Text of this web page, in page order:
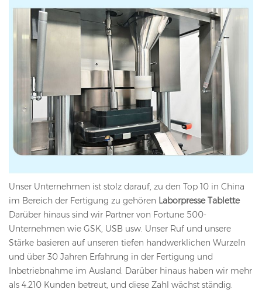
Unser Unternehmen ist stolz darauf, zu den Top 10 in China
im Bereich der Fertigung zu gehören Laborpresse Tablette
Darüber hinaus sind wir Partner von Fortune 500-
Unternehmen wie GSK, USB usw. Unser Ruf und unsere
Stärke basieren auf unseren tiefen handwerklichen Wurzeln
und über 30 Jahren Erfahrung in der Fertigung und
Inbetriebnahme im Ausland. Darüber hinaus haben wir mehr
als 4.210 Kunden betreut, und diese Zahl wächst ständig.